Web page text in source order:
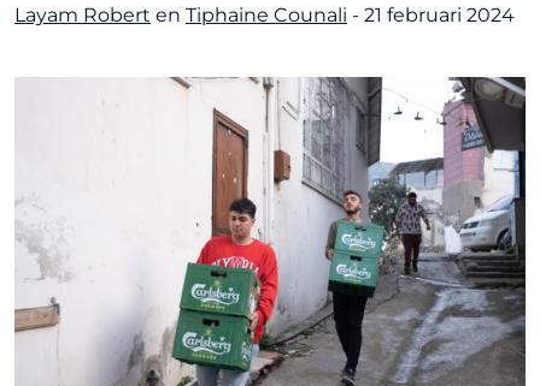
Layam Robert en Tiphaine Counali - 21 februari 2024